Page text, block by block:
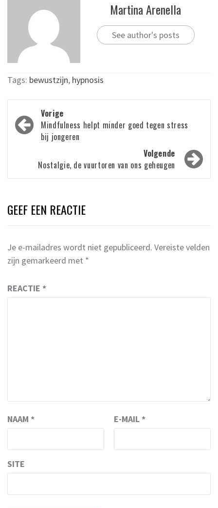
Martina Arenella
See author's posts
Tags: bewustzijn, hypnosis
Bericht
navigatie
Vorige
Mindfulness helpt minder goed tegen stress
bij jongeren
Volgende
Nostalgie, de vuurtoren van ons geheugen
GEEF EEN REACTIE
Je e-mailadres wordt niet gepubliceerd. Vereiste velden
zijn gemarkeerd met *
REACTIE *
NAAM * E-MAIL *
SITE